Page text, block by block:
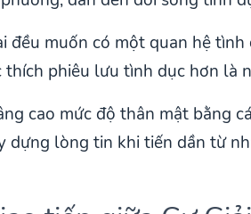
muốn có một quan hệ
phiêu lưu tình dục hơn là
cao mức độ thân mật bằng
dựng lòng tin khi tiến dần từ